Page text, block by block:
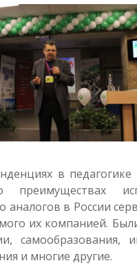
в
в России
их компанией.
самообразования,
и многие другие.